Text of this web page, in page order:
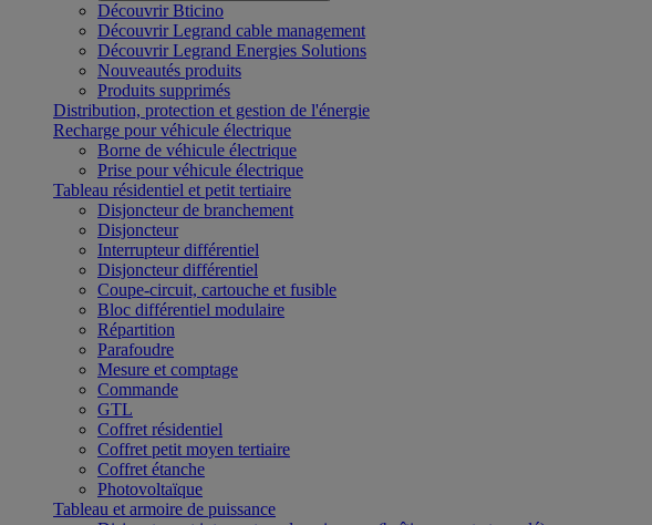
Découvrir Bticino
Découvrir Legrand cable management
Découvrir Legrand Energies Solutions
Nouveautés produits
Produits supprimés
Distribution, protection et gestion de l'énergie
Recharge pour véhicule électrique
Borne de véhicule électrique
Prise pour véhicule électrique
Tableau résidentiel et petit tertiaire
Disjoncteur de branchement
Disjoncteur
Interrupteur différentiel
Disjoncteur différentiel
Coupe-circuit, cartouche et fusible
Bloc différentiel modulaire
Répartition
Parafoudre
Mesure et comptage
Commande
GTL
Coffret résidentiel
Coffret petit moyen tertiaire
Coffret étanche
Photovoltaïque
Tableau et armoire de puissance